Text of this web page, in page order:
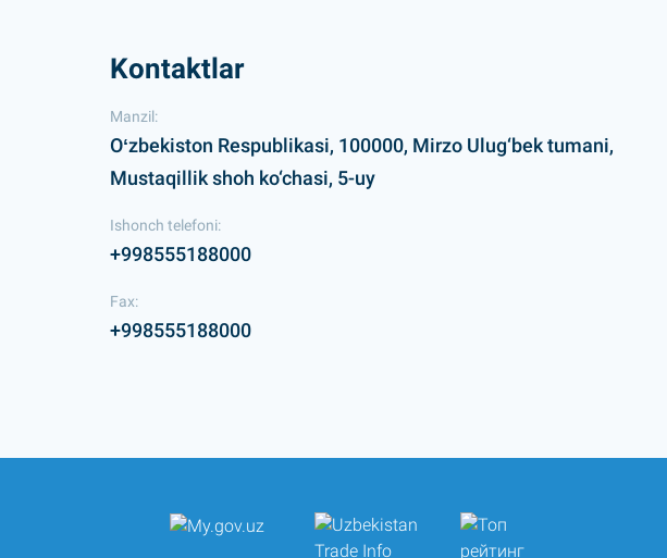
Kontaktlar
Manzil:
Oʻzbekiston Respublikasi, 100000, Mirzo Ulug‘bek tumani,
Mustaqillik shoh ko‘chasi, 5-uy
Ishonch telefoni:
+998555188000
Fax:
+998555188000